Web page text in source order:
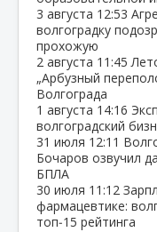
3 августа 12:53
волгоградку
прохожую
2 августа 11:45
„Арбузный
Волгограда
1 августа 14:16
волгоградский
31 июля 12:11
Бочаров озвучил
БПЛА
30 июля 11:12
фармацевтике:
топ‑15 рейтинга